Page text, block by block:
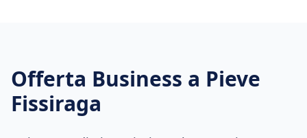
Offerta Business a Pieve
Fissiraga